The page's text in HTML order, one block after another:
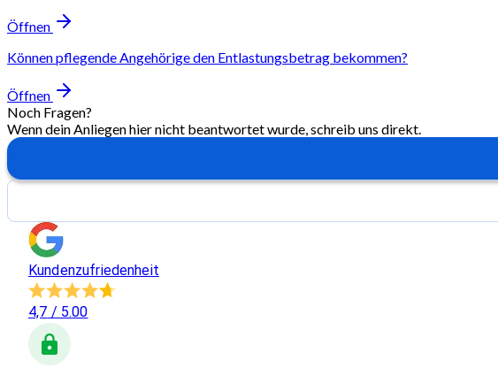
Öffnen
Können pflegende Angehörige den Entlastungsbetrag bekommen?
Öffnen
Noch Fragen?
Wenn dein Anliegen hier nicht beantwortet wurde, schreib uns direkt.
Kundenzufriedenheit
4,7 / 5.00